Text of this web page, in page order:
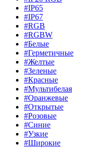
#IP65
#IP67
#RGB
#RGBW
#Белые
#Герметичные
#Желтые
#Зеленые
#Красные
#Мультибелая
#Оранжевые
#Открытые
#Розовые
#Синие
#Узкие
#Широкие